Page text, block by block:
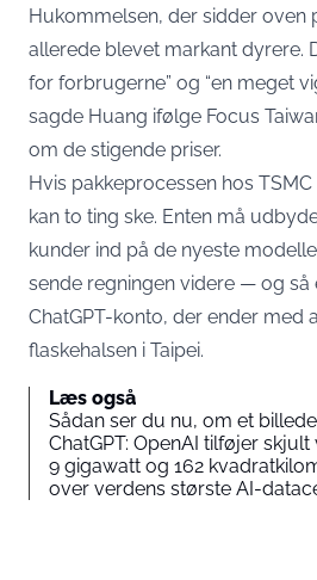
Hukommelsen, der sidder oven
allerede blevet markant dyrere.
for forbrugerne” og “en meget
sagde Huang ifølge Focus
om de stigende priser.
Hvis pakkeprocessen hos
kan to ting ske. Enten må
kunder ind på de nyeste
sende regningen videre — og så
ChatGPT-konto, der ender med
flaskehalsen i Taipei.
Læs også
Sådan ser du nu, om et
ChatGPT: OpenAI tilføjer
9 gigawatt og 162
over verdens største AI-